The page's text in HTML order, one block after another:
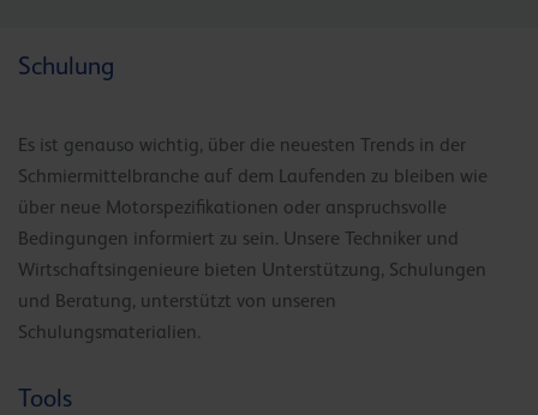
Schulung
Es ist genauso wichtig, über die neuesten Trends in der
Schmiermittelbranche auf dem Laufenden zu bleiben wie
über neue Motorspezifikationen oder anspruchsvolle
Bedingungen informiert zu sein. Unsere Techniker und
Wirtschaftsingenieure bieten Unterstützung, Schulungen
und Beratung, unterstützt von unseren
Schulungsmaterialien.
Tools